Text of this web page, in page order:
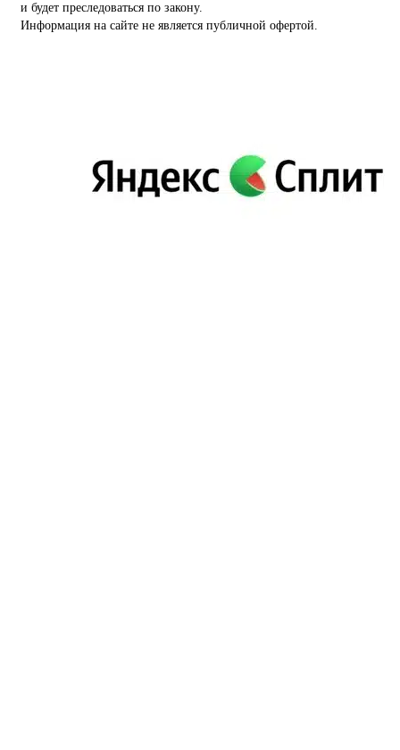
и будет преследоваться по закону.
Информация на сайте не является публичной офертой.